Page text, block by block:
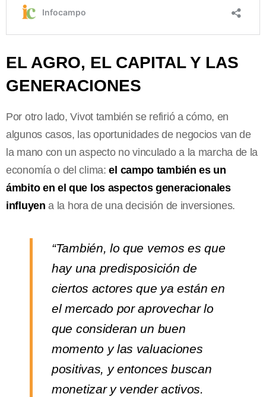
EL AGRO, EL CAPITAL Y LAS
GENERACIONES
Por otro lado, Vivot también se refirió a cómo, en
algunos casos, las oportunidades de negocios van de
la mano con un aspecto no vinculado a la marcha de la
economía o del clima:el campo también es un
ámbito en el que los aspectos generacionales
influyen a la hora de una decisión de inversiones.
“También, lo que vemos es que
hay una predisposición de
ciertos actores que ya están en
el mercado por aprovechar lo
que consideran un buen
momento y las valuaciones
positivas, y entonces buscan
monetizar y vender activos.